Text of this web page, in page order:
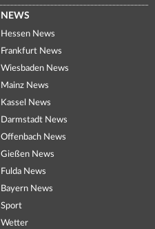
NEWS
Hessen News
Frankfurt News
Wiesbaden News
Mainz News
Kassel News
Darmstadt News
Offenbach News
Gießen News
Fulda News
Bayern News
Sport
Wetter